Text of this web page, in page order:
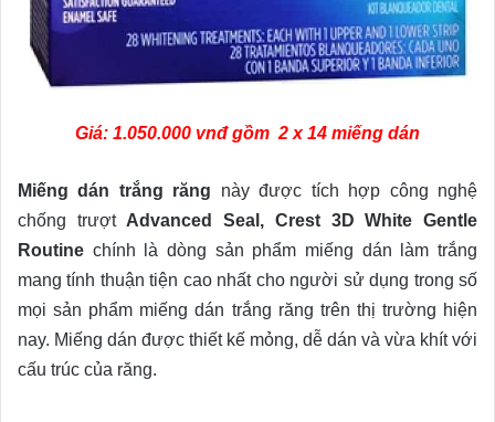
Giá: 1.050.000 vnđ gồm 2 x 14 miếng dán
Miếng dán trắng răng này được tích hợp công nghệ
chống trượt Advanced Seal, Crest 3D White Gentle
Routine chính là dòng sản phẩm miếng dán làm trắng
mang tính thuận tiện cao nhất cho người sử dụng trong số
mọi sản phẩm miếng dán trắng răng trên thị trường hiện
nay. Miếng dán được thiết kế mỏng, dễ dán và vừa khít với
cấu trúc của răng.